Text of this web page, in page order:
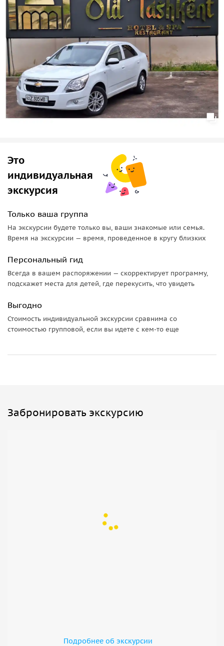
которые оставят самые теплые воспоминания.
Парк «Новый Узбекистан»
На обратном пути мы заглянем в современный парк,
созданный в честь 30-летия независимости страны. Здесь
вы увидите искусственное озеро, сверкающие фонтаны,
амфитеатр и необычные арт-объекты. Это место — яркий
пример того, как гармонично сочетаются традиции и
современность.
Это
индивидуальная
экскурсия
Только ваша группа
На экскурсии будете только вы, ваши знакомые или семья.
Время на экскурсии — время, проведенное в кругу близких
Персональный гид
Всегда в вашем распоряжении — скорректирует программу,
подскажет места для детей, где перекусить, что увидеть
Выгодно
Стоимость индивидуальной экскурсии сравнима со
стоимостью групповой, если вы идете с кем-то еще
Забронировать экскурсию
Подробнее об экскурсии